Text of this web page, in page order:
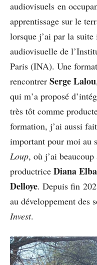
audiovisuels en
apprentissage sur le
lorsque j’ai par la
audiovisuelle de
Paris (INA). Une
rencontrer Serge Lalou
qui m’a proposé
très tôt comme
formation, j’ai aussi
important pour moi au
Loup, où j’ai
productrice Diana
Delloye. Depuis fin
au développement des
Invest.